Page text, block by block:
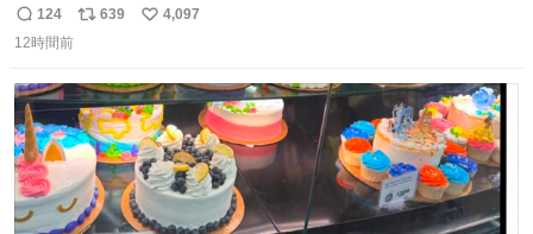
「被害届も検討」 news.livedoor.com/article/detail… 4日
に西鉄福岡（天神）駅および薬院駅で発生した駅構内放送
送設備に外部から不正に音声が流された可能性も含めて確
認を実施」と説明した。
返
信
124
リ
ト
数
639
い
数
4,097
12時間前